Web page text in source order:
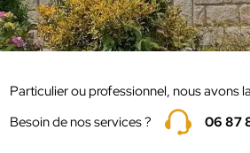
Particulier ou professionnel, nous avons
Besoin de nos services ?
06 87